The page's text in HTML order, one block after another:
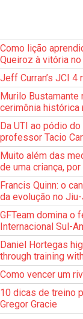
Como lição
Queiroz à vitória
Jeff Curran’s JCI
Murilo Bustamante
cerimônia histórica
Da UTI ao pódio
professor Tacio
Muito além das
de uma criança,
Francis Quinn: o
da evolução no
GFTeam domina o
Internacional Sul-
Daniel Hortegas
through training
Como vencer um
10 dicas de treino
Gregor Gracie